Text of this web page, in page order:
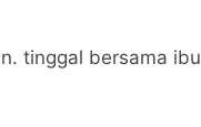
tinggal bersama